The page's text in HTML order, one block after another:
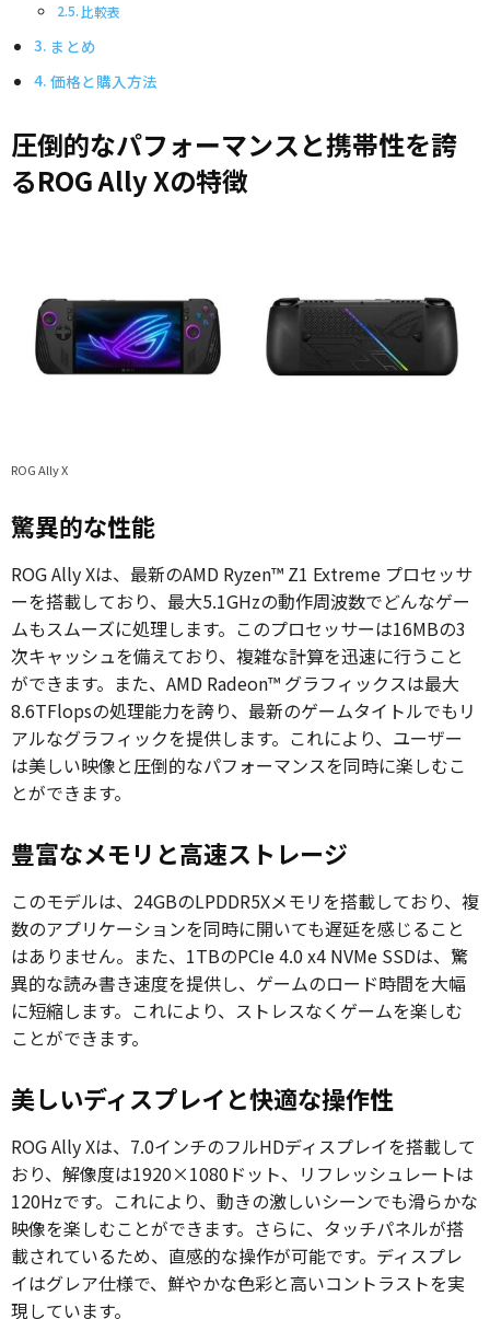
比較表
まとめ
価格と購入方法
圧倒的なパフォーマンスと携帯性を誇
るROG Ally Xの特徴
ROG Ally X
驚異的な性能
ROG Ally Xは、最新のAMD Ryzen™ Z1 Extreme プロセッサ
ーを搭載しており、最大5.1GHzの動作周波数でどんなゲー
ムもスムーズに処理します。このプロセッサーは16MBの3
次キャッシュを備えており、複雑な計算を迅速に行うこと
ができます。また、AMD Radeon™ グラフィックスは最大
8.6TFlopsの処理能力を誇り、最新のゲームタイトルでもリ
アルなグラフィックを提供します。これにより、ユーザー
は美しい映像と圧倒的なパフォーマンスを同時に楽しむこ
とができます。
豊富なメモリと高速ストレージ
このモデルは、24GBのLPDDR5Xメモリを搭載しており、複
数のアプリケーションを同時に開いても遅延を感じること
はありません。また、1TBのPCIe 4.0 x4 NVMe SSDは、驚
異的な読み書き速度を提供し、ゲームのロード時間を大幅
に短縮します。これにより、ストレスなくゲームを楽しむ
ことができます。
美しいディスプレイと快適な操作性
ROG Ally Xは、7.0インチのフルHDディスプレイを搭載して
おり、解像度は1920×1080ドット、リフレッシュレートは
120Hzです。これにより、動きの激しいシーンでも滑らかな
映像を楽しむことができます。さらに、タッチパネルが搭
載されているため、直感的な操作が可能です。ディスプレ
イはグレア仕様で、鮮やかな色彩と高いコントラストを実
現しています。